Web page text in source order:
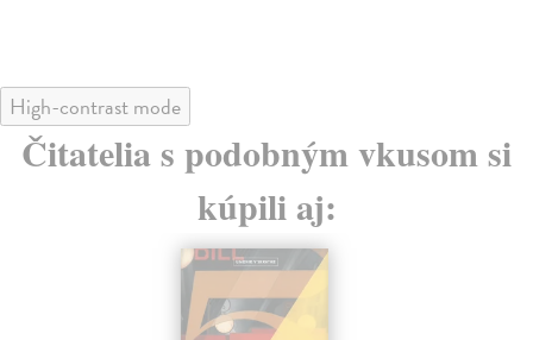
High-contrast mode
Čitatelia s podobným vkusom si
kúpili aj: